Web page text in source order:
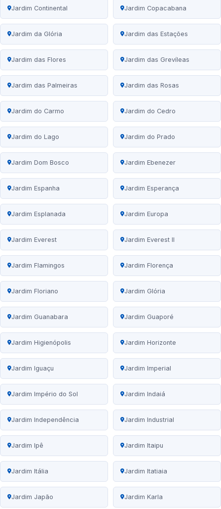
Jardim Continental Jardim Copacabana
Jardim da Glória Jardim das Estações
Jardim das Flores Jardim das Grevíleas
Jardim das Palmeiras Jardim das Rosas
Jardim do Carmo Jardim do Cedro
Jardim do Lago Jardim do Prado
Jardim Dom Bosco Jardim Ebenezer
Jardim Espanha Jardim Esperança
Jardim Esplanada Jardim Europa
Jardim Everest Jardim Everest II
Jardim Flamingos Jardim Florença
Jardim Floriano Jardim Glória
Jardim Guanabara Jardim Guaporé
Jardim Higienópolis Jardim Horizonte
Jardim Iguaçu Jardim Imperial
Jardim Império do Sol Jardim Indaiá
Jardim Independência Jardim Industrial
Jardim Ipê Jardim Itaipu
Jardim Itália Jardim Itatiaia
Jardim Japão Jardim Karla